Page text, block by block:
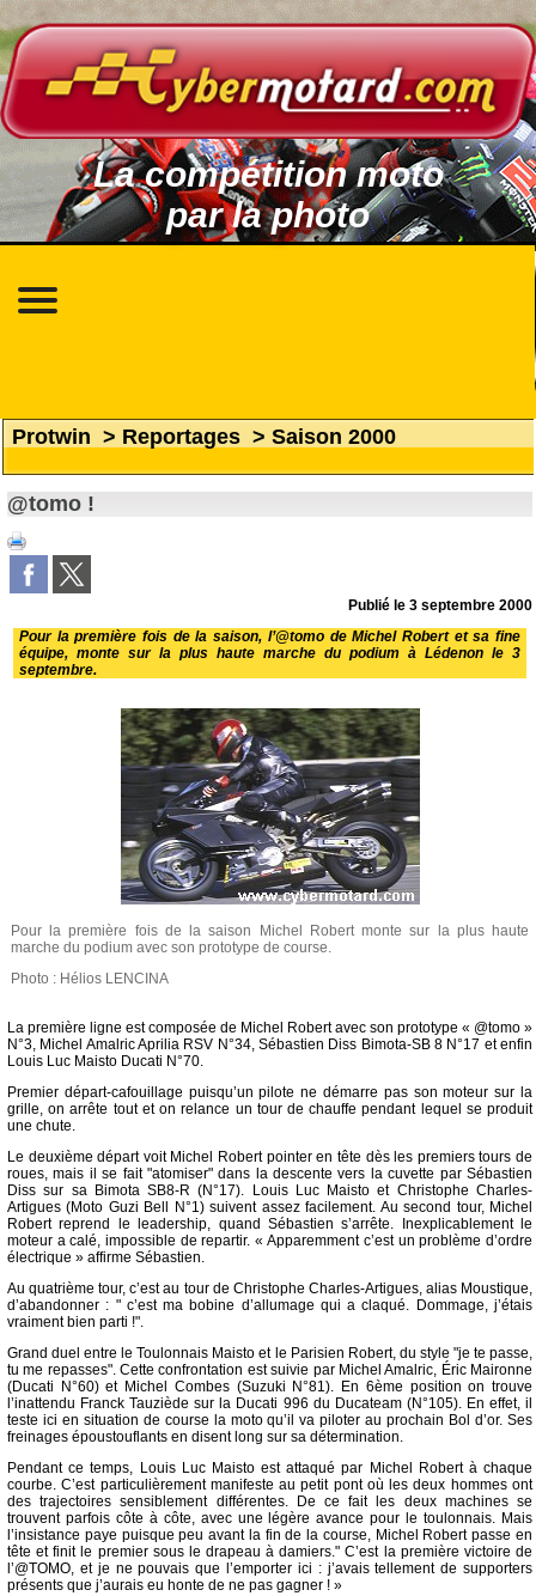
La compétition moto
par la photo
Protwin > Reportages > Saison 2000
@tomo !
Publié le3 septembre 2000
Pour la première fois de la saison, l’@tomo de Michel Robert et sa fine
équipe, monte sur la plus haute marche du podium à Lédenon le 3
septembre.
Pour la première fois de la saison Michel Robert monte sur la plus haute
marche du podium avec son prototype de course.
Photo : Hélios LENCINA
La première ligne est composée de Michel Robert avec son prototype « @tomo »
N°3, Michel Amalric Aprilia RSV N°34, Sébastien Diss Bimota-SB 8 N°17 et enfin
Louis Luc Maisto Ducati N°70.
Premier départ-cafouillage puisqu’un pilote ne démarre pas son moteur sur la
grille, on arrête tout et on relance un tour de chauffe pendant lequel se produit
une chute.
Le deuxième départ voit Michel Robert pointer en tête dès les premiers tours de
roues, mais il se fait "atomiser" dans la descente vers la cuvette par Sébastien
Diss sur sa Bimota SB8-R (N°17). Louis Luc Maisto et Christophe Charles-
Artigues (Moto Guzi Bell N°1) suivent assez facilement. Au second tour, Michel
Robert reprend le leadership, quand Sébastien s’arrête. Inexplicablement le
moteur a calé, impossible de repartir. « Apparemment c’est un problème d’ordre
électrique » affirme Sébastien.
Au quatrième tour, c’est au tour de Christophe Charles-Artigues, alias Moustique,
d’abandonner : " c’est ma bobine d’allumage qui a claqué. Dommage, j’étais
vraiment bien parti !".
Grand duel entre le Toulonnais Maisto et le Parisien Robert, du style "je te passe,
tu me repasses". Cette confrontation est suivie par Michel Amalric, Éric Maironne
(Ducati N°60) et Michel Combes (Suzuki N°81). En 6ème position on trouve
l’inattendu Franck Tauziède sur la Ducati 996 du Ducateam (N°105). En effet, il
teste ici en situation de course la moto qu’il va piloter au prochain Bol d’or. Ses
freinages époustouflants en disent long sur sa détermination.
Pendant ce temps, Louis Luc Maisto est attaqué par Michel Robert à chaque
courbe. C’est particulièrement manifeste au petit pont où les deux hommes ont
des trajectoires sensiblement différentes. De ce fait les deux machines se
trouvent parfois côte à côte, avec une légère avance pour le toulonnais. Mais
l’insistance paye puisque peu avant la fin de la course, Michel Robert passe en
tête et finit le premier sous le drapeau à damiers." C’est la première victoire de
l’@TOMO, et je ne pouvais que l’emporter ici : j’avais tellement de supporters
présents que j’aurais eu honte de ne pas gagner ! »